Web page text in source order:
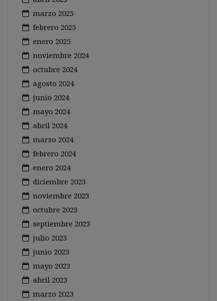
marzo 2025
febrero 2025
enero 2025
noviembre 2024
octubre 2024
agosto 2024
junio 2024
mayo 2024
abril 2024
marzo 2024
febrero 2024
enero 2024
diciembre 2023
noviembre 2023
octubre 2023
septiembre 2023
julio 2023
junio 2023
mayo 2023
abril 2023
marzo 2023